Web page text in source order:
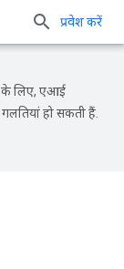
प्रवेश करें
के लिए, एआई
हो सकती हैं.